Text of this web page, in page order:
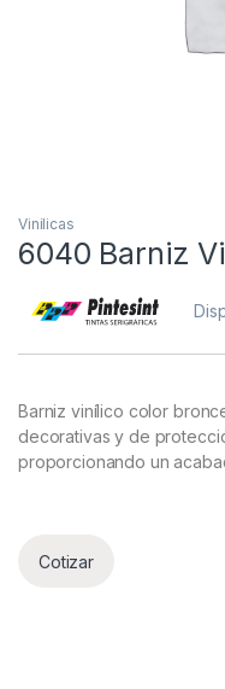
Vinilicas
6040 Barniz
Barniz vinílico color
decorativas y de
proporcionando un
Cotizar